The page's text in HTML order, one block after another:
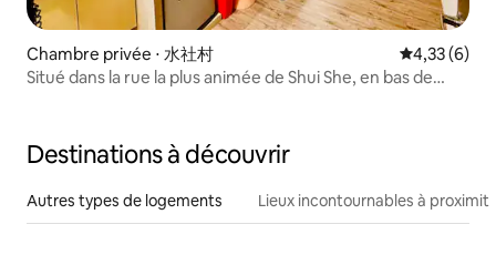
Chambre privée ⋅ 水社村 Évaluation
4,33 (6)
Situé dans la rue la plus animée de Shui She, en bas de
Destinations à découvrir
Autres types de logements Lieux incontournables à